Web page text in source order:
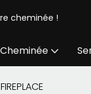
cheminée !
Cheminée